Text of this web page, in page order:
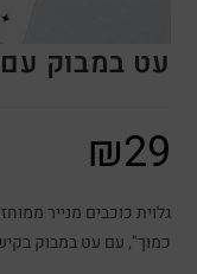
עט במבוק
₪29
גלוית כוכבים מנייר
כמוך", עם עט במבוק